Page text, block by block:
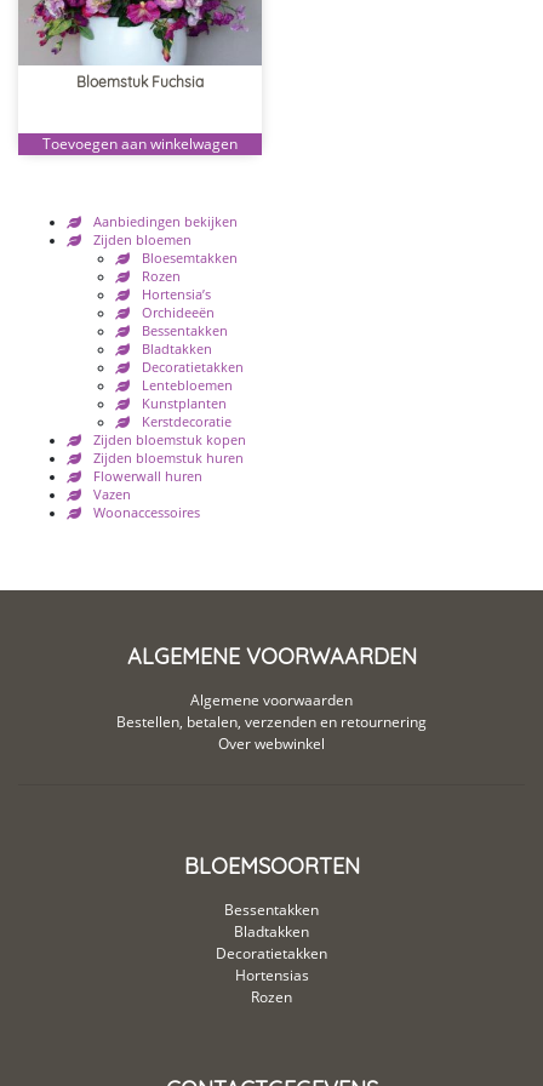
Aanbiedingen bekijken
Zijden bloemen
Bloesemtakken
Rozen
Hortensia’s
Orchideeën
Bessentakken
Bladtakken
Decoratietakken
Lentebloemen
Kunstplanten
Kerstdecoratie
Zijden bloemstuk kopen
Zijden bloemstuk huren
Flowerwall huren
Vazen
Woonaccessoires
Bloemstuk Fuchsia
Toevoegen aan winkelwagen
ALGEMENE VOORWAARDEN
Algemene voorwaarden
Bestellen, betalen, verzenden en retournering
Over webwinkel
BLOEMSOORTEN
Bessentakken
Bladtakken
Decoratietakken
Hortensias
Rozen